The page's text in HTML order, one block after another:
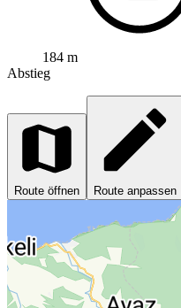
184 m
Abstieg
Route öffnen Route anpassen